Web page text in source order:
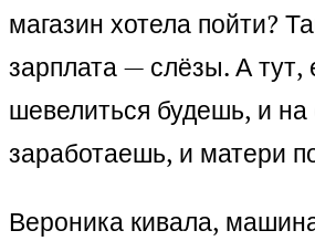
магазин хотела пойти?
зарплата — слёзы. А тут,
шевелиться будешь, и на
заработаешь, и матери
Вероника кивала,